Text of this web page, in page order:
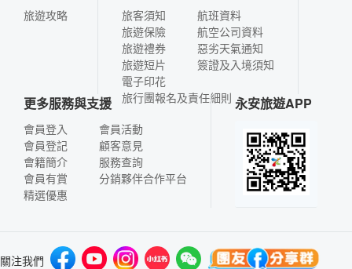
旅遊攻略
旅客須知
旅遊保險
旅遊禮券
旅遊短片
電子印花
航班資料
航空公司資料
惡劣天氣通知
簽證及入境須知
旅行團報名及責任細則
更多服務與支援
會員登入
會員登記
會籍簡介
會員有賞
精選優惠
會員活動
顧客意見
服務查詢
分銷夥伴合作平台
永安旅遊APP
關注我們